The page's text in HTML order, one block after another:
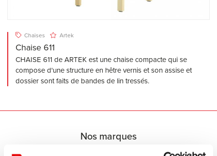
Chaises Artek
Chaise 611
CHAISE 611 de ARTEK est une chaise compacte qui se
compose d'une structure en hêtre vernis et son assise et
dossier sont faits de bandes de lin tressés.
Nos marques